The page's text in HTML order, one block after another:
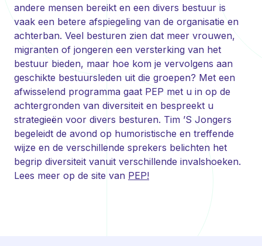
andere mensen bereikt en een divers bestuur is
vaak een betere afspiegeling van de organisatie en
achterban. Veel besturen zien dat meer vrouwen,
migranten of jongeren een versterking van het
bestuur bieden, maar hoe kom je vervolgens aan
geschikte bestuursleden uit die groepen? Met een
afwisselend programma gaat PEP met u in op de
achtergronden van diversiteit en bespreekt u
strategieën voor divers besturen. Tim ’S Jongers
begeleidt de avond op humoristische en treffende
wijze en de verschillende sprekers belichten het
begrip diversiteit vanuit verschillende invalshoeken.
Lees meer op de site van PEP!